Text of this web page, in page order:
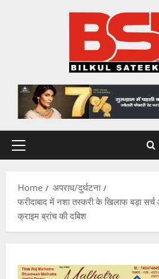
Primary
Home
अपराध/दुर्घटना
फरीदाबाद में नशा तस्करी के खिलाफ बड़ा
क्राइम ब्रांच की दबिश